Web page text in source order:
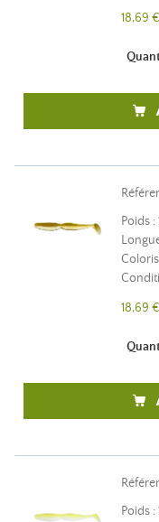
18,69 €
Poids :
18,69 €
Poids :